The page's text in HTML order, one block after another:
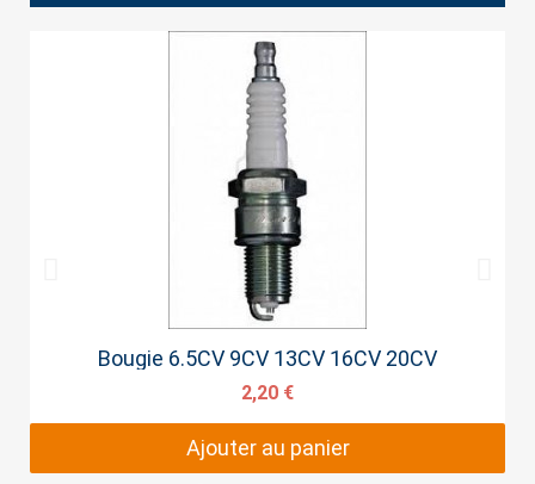
Aperçu rapide
Bougie 6.5CV 9CV 13CV 16CV 20CV
2,20 €
Ajouter au panier
Cancel Sign in